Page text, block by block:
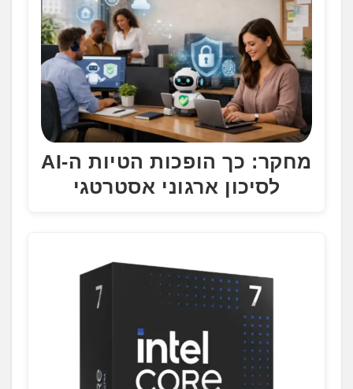
מחקר: כך הופכות הטיות ה-AI
לסיכון ארגוני אסטרטגי